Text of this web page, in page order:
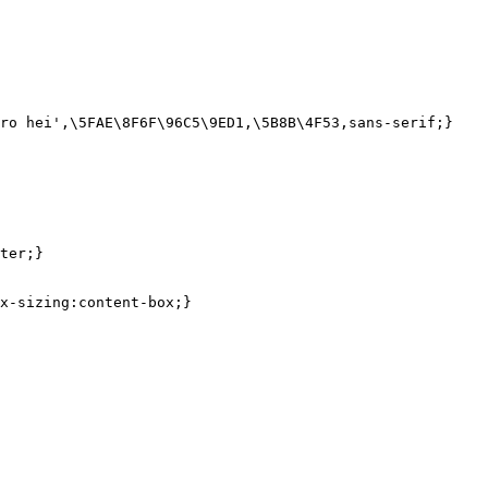
hei' ,\ 5FAE\8F6F\96C5\9ED1,\ 5B8B\4
sizing